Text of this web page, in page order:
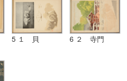
5 １ 貝 6 ２ 寺門